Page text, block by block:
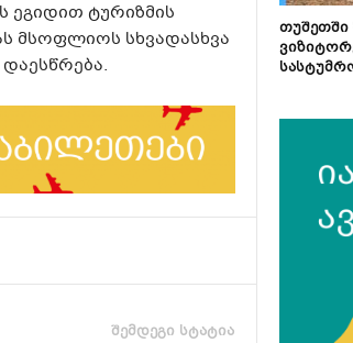
ეგიდით ტურიზმის
მსოფლიოს სხვადასხვა
შემდეგი სტატია
თუშეთში